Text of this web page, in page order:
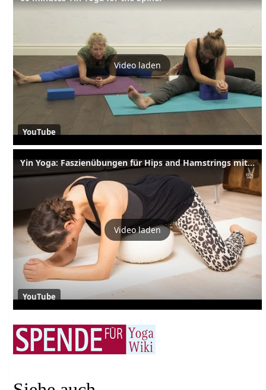
Video laden
YouTube
Yin Yoga: Faszienübungen für Hips and Hamstrings mit Amiena Zylla!
Video laden
YouTube